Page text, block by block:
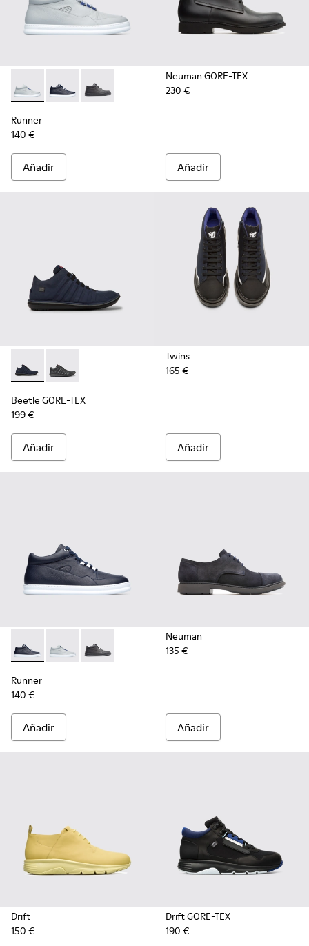
Runner - K300274-006 - Grey
Runner - K300274-008 - Blue
Runner - K300274-002 - Black
Runner
140 €
Añadir
Neuman GORE-TEX
230 €
Añadir
Beetle GORE-TEX - K300005-018 - Sneaker impermeable
Beetle GORE-TEX - K300005-023
Beetle GORE-TEX
199 €
Añadir
Twins
165 €
Añadir
Runner - K300274-008 - Blue
Runner - K300274-006 - Grey
Runner - K300274-002 - Black
Runner
140 €
Añadir
Neuman
135 €
Añadir
Drift
150 €
Drift GORE-TEX
190 €